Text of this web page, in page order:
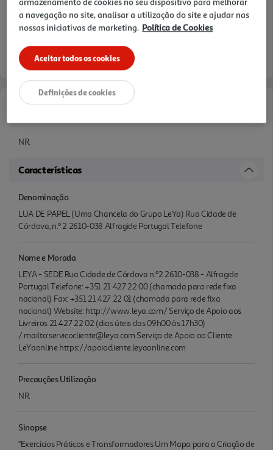
NR.
Características
Denominação
LUA DE PAPEL (Uma Chancela do Grupo LeYa) Rua Cidade de
Córdova, n.º 2 2610-038 Alfragide Portugal Telefone
Nome e Morada
LEYA - SEDE Rua Cidade de Córdova n.º2 2610-038 - Alfragide
Portugal Telefone: +351 21 427 22 00 (chamada para rede fixa
nacional) Fax: +351 21 427 22 01 (chamada para rede fixa
nacional) Website: http://www.leya.com/ Serviço de Apoio aos
Livreiros 21 427 22 02 (dias úteis das 09h00 às 17h30)
/ mailto:servicocliente@leya.com Serviço de Apoio ao Cliente
LeYaonline https://apoiocliente.leyaonline.com
Precauções Utilização
NR.
Sinopse
"Exercícios Práticos e Transformadores Um Mapa para a Criação de
a navegação no site, analisar a utilização do site e ajudar nas
nossas iniciativas de marketing. Política de Cookies
Aceitar todos os cookies
Definições de cookies